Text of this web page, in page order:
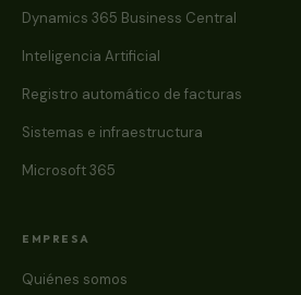
Dynamics 365 Business Central
Inteligencia Artificial
Registro automático de facturas
Sistemas e infraestructura
Microsoft 365
EMPRESA
Quiénes somos